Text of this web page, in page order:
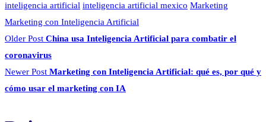
inteligencia artificial inteligencia artificial mexico Marketing
Marketing con Inteligencia Artificial
Older Post China usa Inteligencia Artificial para combatir el
coronavirus
Newer Post Marketing con Inteligencia Artificial: qué es, por qué y
cómo usar el marketing con IA